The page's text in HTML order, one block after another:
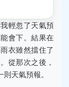
輕忽了天氣預
會下。結果在
衣雖然擋住了
從那次之後，
天氣預報。